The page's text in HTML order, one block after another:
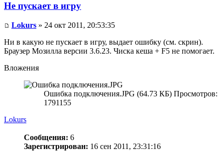
Не пускает в игру
Lokurs » 24 окт 2011, 20:53:35
Ни в какую не пускает в игру, выдает ошибку (см. скрин).
Браузер Мозилла версии 3.6.23. Чиска кеша + F5 не помогает.
Вложения
Ошибка подключения.JPG (64.73 КБ) Просмотров:
1791155
Lokurs
Сообщения: 6
Зарегистрирован: 16 сен 2011, 23:31:16